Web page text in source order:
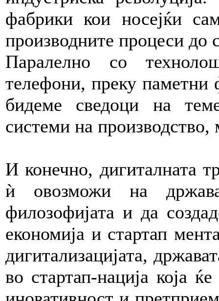
фабрики кои носејќи
производните процеси до
Паралелно со
телефони, преку паметни
бидеме сведоци на
системи на
И конечно, дигиталната
ѝ овозможи на
филозофијата и да
економија и стартап
дигитализацијата,
во стартап-нација која